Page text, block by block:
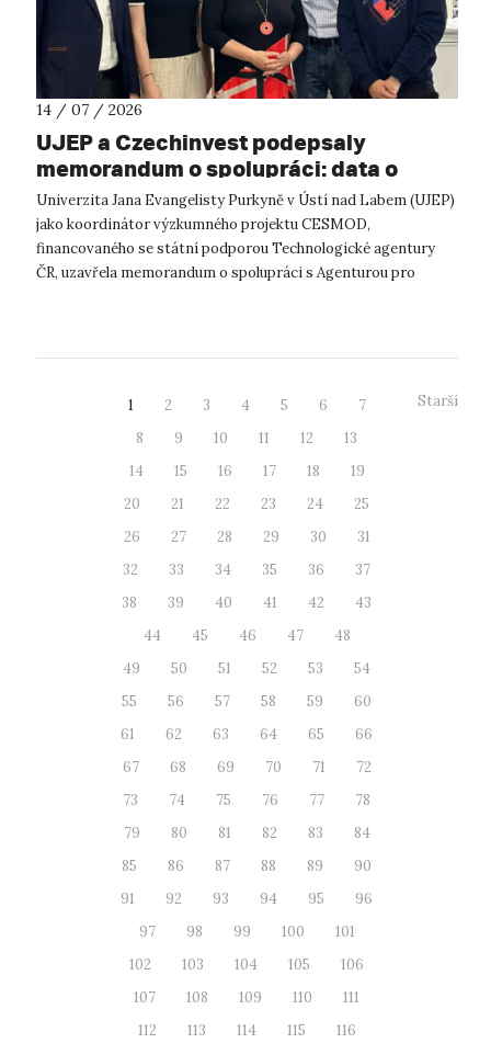
14 / 07 / 2026
UJEP a Czechinvest podepsaly
memorandum o spolupráci: data o
podnikatelském prostředí posílí
výzkum CESMOD
Univerzita Jana Evangelisty Purkyně v Ústí nad Labem (UJEP)
jako koordinátor výzkumného projektu CESMOD,
financovaného se státní podporou Technologické agentury
ČR, uzavřela memorandum o spolupráci s Agenturou pro
1 2 3 4 5 6
7
8
9 10 11 12
13
14
15 16 17 18
19
20
21 22 23 24
25
26
27 28 29 30
31
32
33 34 35 36
37
38
39 40 41 42
43
44
45 46 47
48
49
50 51 52 53
54
55
56 57 58 59
60
61
62 63 64 65
66
67
68 69 70 71
72
73
74 75 76 77
78
79
80 81 82 83
84
85
86 87 88 89
90
91
92 93 94 95
96
97
98 99 100
101
102
103 104 105
106
107
108 109 110
111
112
113 114 115
116
Starší